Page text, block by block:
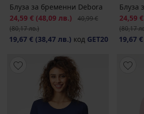
Блуза за бременни Debora
Намаление
24,59 € (48,09 лв.) Първоначална цена
40,99 €
(80,17 лв.)
19,67 € (38,47 лв.) код GET20
Блуза
24,59 €
(80,17
19,67 €